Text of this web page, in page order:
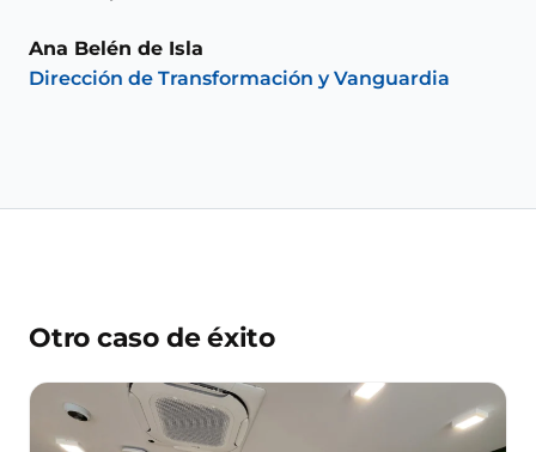
Ana Belén de Isla
Dirección de Transformación y Vanguardia
Otro caso de éxito